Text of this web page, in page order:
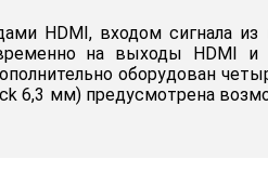
HDMI, входом сигнала
на выходы HDMI
оборудован
6,3 мм) предусмотрена